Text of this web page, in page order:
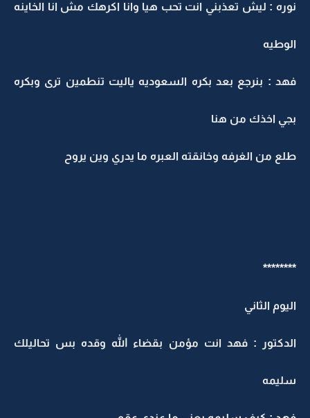
: ليش تعذبني انت تحب هيا وانا اكرهك مش انا الخاينه
: بنرجع بعد بكره السعوديه ياليت تنطمين ترى وبكره
اخذك من هنا
من الغرفه وخانقته العبره ما يدري وين يروح
الثاني
: فهد انت مؤمن بقضاء الله وقده بس تحاليلك